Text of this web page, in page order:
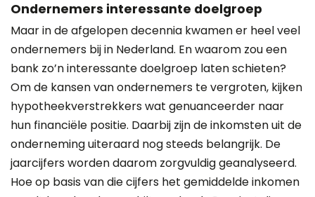
Ondernemers interessante doelgroep
Maar in de afgelopen decennia kwamen er heel veel
ondernemers bij in Nederland. En waarom zou een
bank zo’n interessante doelgroep laten schieten?
Om de kansen van ondernemers te vergroten, kijken
hypotheekverstrekkers wat genuanceerder naar
hun financiële positie. Daarbij zijn de inkomsten uit de
onderneming uiteraard nog steeds belangrijk. De
jaarcijfers worden daarom zorgvuldig geanalyseerd.
Hoe op basis van die cijfers het gemiddelde inkomen